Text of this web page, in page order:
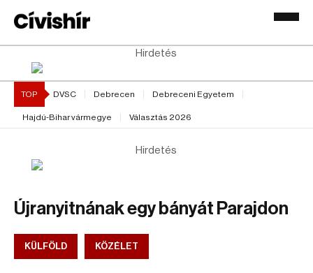
Hirdetés
TOP DVSC Debrecen Debreceni Egyetem
Hajdú-Bihar vármegye Választás 2026
Hirdetés
Újranyitnának egy bányát Parajdon
KÜLFÖLD KÖZÉLET